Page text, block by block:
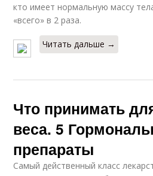
кто имеет нормальную массу
«всего» в 2 раза.
Читать дальше →
Что принимать
веса. 5
препараты
Самый действенный класс